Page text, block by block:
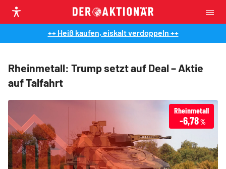
++ Heiß kaufen, eiskalt verdoppeln ++
Rheinmetall: Trump setzt auf Deal – Aktie
auf Talfahrt
Rheinmetall
-6,78 %